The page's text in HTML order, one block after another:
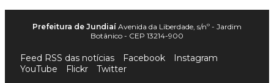
Prefeitura de Jundiaí Avenida da Liberdade, s/nº - Jardim
Botânico - CEP 13214-900
Feed RSS das notícias Facebook
Instagram
YouTube
Flickr Twitter